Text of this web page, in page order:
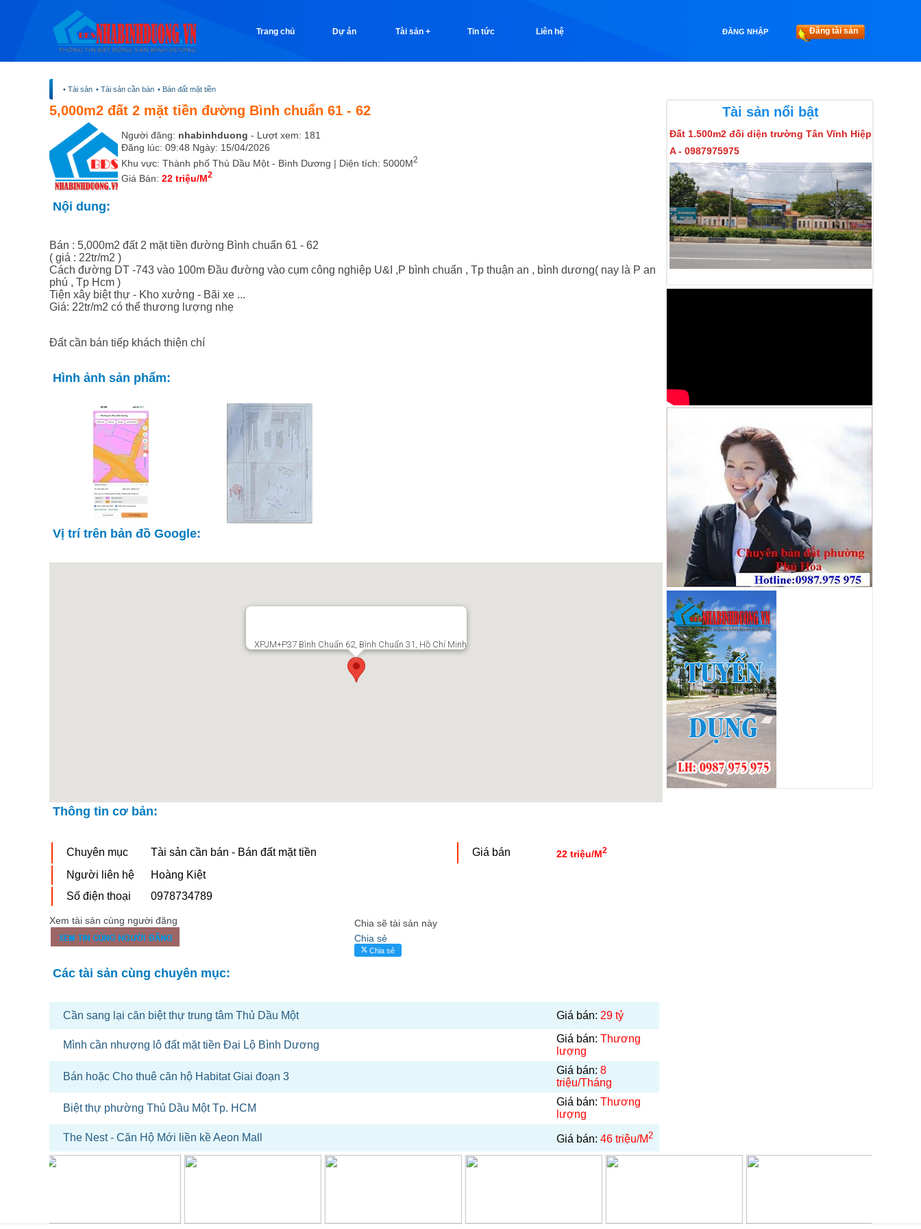
Trang chủ Dự án Tài sản + Tin tức Liên hệ Đăng tài sản
ĐĂNG NHẬP
• Tài sản • Tài sản cần bán • Bán đất mặt tiền
5,000m2 đất 2 mặt tiền đường Bình chuẩn 61 - 62
Người đăng: nhabinhduong - Lượt xem: 181
Đăng lúc: 09:48 Ngày: 15/04/2026
Khu vực: Thành phố Thủ Dầu Một - Bình Dương | Diện tích: 5000M2
Giá Bán: 22 triệu/M2
Nội dung:
Bán : 5,000m2 đất 2 mặt tiền đường Bình chuẩn 61 - 62
( giá : 22tr/m2 )
Cách đường DT -743 vào 100m Đầu đường vào cụm công nghiệp U&I ,P bình chuẩn , Tp thuận an , bình dương( nay là P an
phú , Tp Hcm )
Tiện xây biệt thự - Kho xưởng - Bãi xe ...
Giá: 22tr/m2 có thể thương lượng nhẹ
Đất cần bán tiếp khách thiện chí
Hình ảnh sản phẩm:
Vị trí trên bản đồ Google:
XPJM+P37 Bình Chuẩn 62, Bình Chuẩn 31, Hồ Chí Minh
Thông tin cơ bản:
Chuyên mục Tài sản cần bán - Bán đất mặt tiền Giá bán 22 triệu/M2
Người liên hệ
Hoàng Kiệt
Số điện thoại
0978734789
Xem tài sản cùng người đăng
Chia sẽ tài sản này
Chia sẻ
Chia sẻ
Các tài sản cùng chuyên mục:
Cần sang lại căn biệt thự trung tâm Thủ Dầu Một Giá bán: 29 tỷ
Mình cần nhượng lô đất mặt tiền Đại Lộ Bình Dương
Giá bán: Thương
lượng
Bán hoặc Cho thuê căn hộ Habitat Giai đoạn 3
Giá bán: 8
triệu/Tháng
Biệt thự phường Thủ Dầu Một Tp. HCM
Giá bán: Thương
lượng
The Nest - Căn Hộ Mới liền kề Aeon Mall
Giá bán: 46 triệu/M2
Tài sản nổi bật
Đất 1.500m2 đối diện trường Tân Vĩnh Hiệp
A - 0987975975